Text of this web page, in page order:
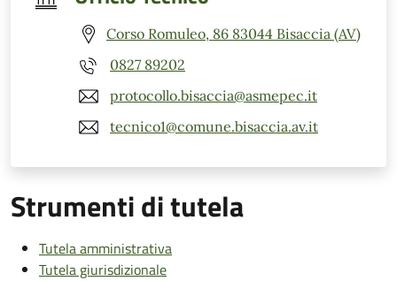
Corso Romuleo, 86 83044 Bisaccia (AV)
0827 89202
protocollo.bisaccia@asmepec.it
tecnico1@comune.bisaccia.av.it
Strumenti di tutela
Tutela amministrativa
Tutela giurisdizionale